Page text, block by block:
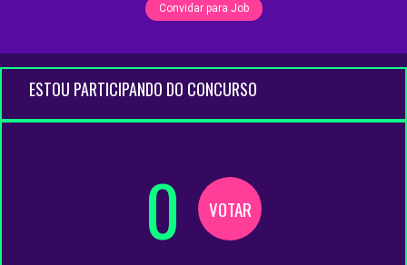
Convidar para Job
ESTOU PARTICIPANDO DO CONCURSO
0 VOTAR